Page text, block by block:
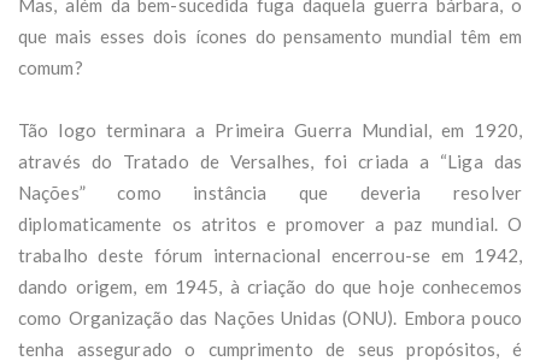
que mais esses dois ícones do pensamento mundial têm em
comum?
Tão logo terminara a Primeira Guerra Mundial, em 1920,
através do Tratado de Versalhes, foi criada a “Liga das
Nações” como instância que deveria resolver
diplomaticamente os atritos e promover a paz mundial. O
trabalho deste fórum internacional encerrou-se em 1942,
dando origem, em 1945, à criação do que hoje conhecemos
como Organização das Nações Unidas (ONU). Embora pouco
tenha assegurado o cumprimento de seus propósitos, é